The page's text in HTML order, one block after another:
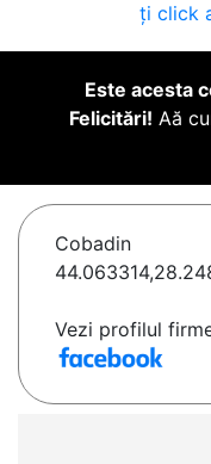
ți click
Este acesta
Felicitări! Aă
Cobadin
Vezi profilul